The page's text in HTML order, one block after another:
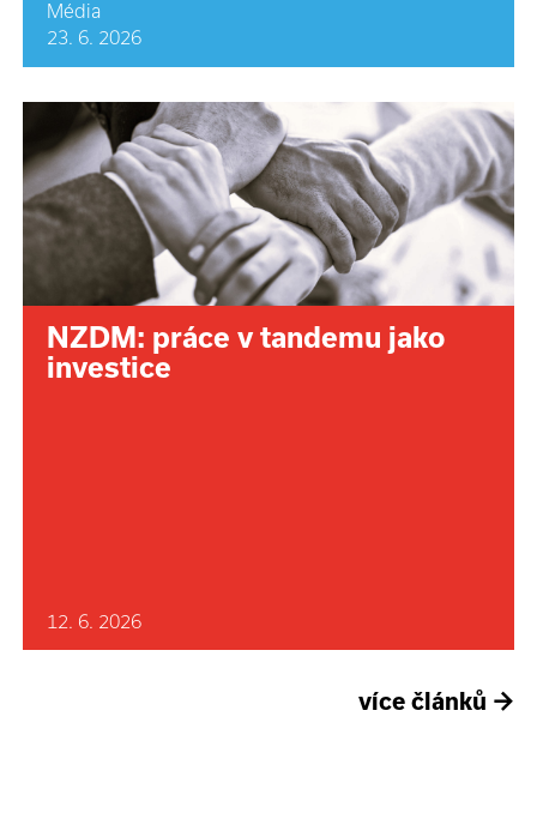
Média
23. 6. 2026
NZDM: práce v tandemu jako
investice
12. 6. 2026
více článků →